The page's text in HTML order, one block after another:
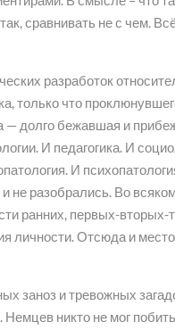
сравнивать не с чем.
разработок
только что
— долго бежавшая и
И педагогика. И
И
не разобрались. Во
ранних, первых-
Отсюда и
заноз и тревожных
Немцев никто не мог